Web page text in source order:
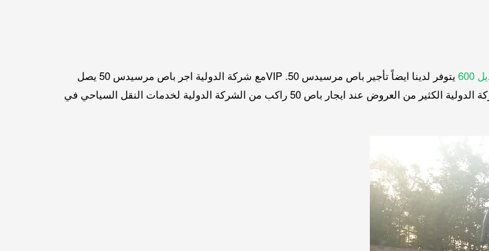
يتوفر لدينا ايضاً تأجير باص مرسيدس 50. VIPمع شركة الدولية اجر باص مرسيدس 50 يصل
اليك معقماً بالكامل و نظيف. لدينا اتوبيسات مرسيدس 50 للتأجير حديثه و مريحه .تقدم شركة الدولية الكثير من العروض عند ايجار باص 50 راكب من الشركة الدولية لخدمات النقل السياحي في